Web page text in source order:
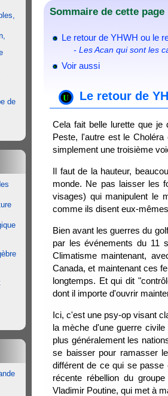
de
Sommaire de cette page
Le retour de YHWH ou le
- Les Acan qui sont les
Voir aussi
Le retour de
Cela fait belle lurette que
Peste, l'autre est le
simplement une troisième
Il faut de la hauteur,
monde. Ne pas laisser les
visages) qui manipulent le
comme ils disent eux-
Bien avant les guerres du
par les événements du 11
Climatisme maintenant,
Canada, et maintenant ces
longtemps. Et qui dit
dont il importe d'ouvrir
Ici, c'est une psy-op visant
la mèche d'une guerre
plus généralement les
se baisser pour ramasser
différent de ce qui se
récente rébellion du
Vladimir Poutine, qui met à